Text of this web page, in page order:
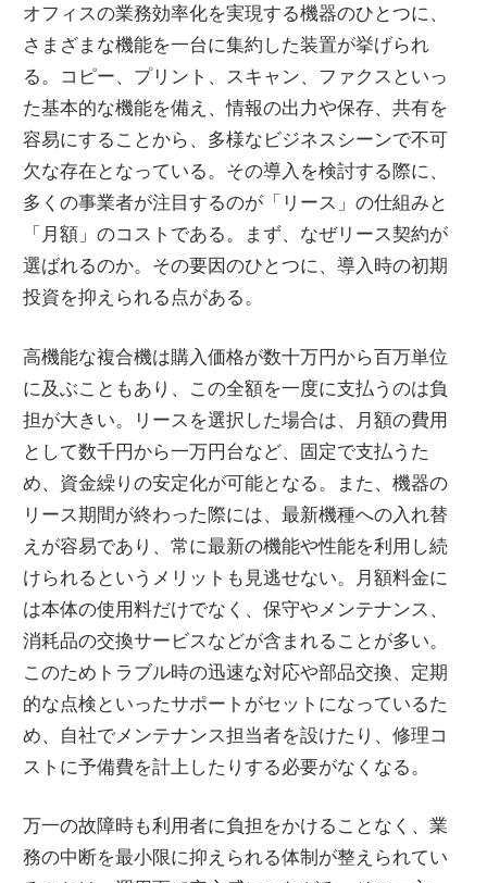
え
る
パ
ー
ト
ナ
ー
オフィスの業務効率化を実現する機器のひとつに、
さまざまな機能を一台に集約した装置が挙げられ
る。 コピー、プリント、スキャン、ファクスといっ
た基本的な機能を備え、情報の出力や保存、共有を
容易にすることから、多様なビジネスシーンで不可
欠な存在となっている。その導入を検討する際に、
多くの事業者が注目するのが「リース」の仕組みと
「月額」のコストである。まず、なぜリース契約が
選ばれるのか。その要因のひとつに、導入時の初期
投資を抑えられる点がある。
高機能な複合機は購入価格が数十万円から百万単位
に及ぶこともあり、この全額を一度に支払うのは負
担が大きい。リースを選択した場合は、月額の費用
として数千円から一万円台など、固定で支払うた
め、資金繰りの安定化が可能となる。また、機器の
リース期間が終わった際には、最新機種への入れ替
えが容易であり、常に最新の機能や性能を利用し続
けられるというメリットも見逃せない。月額料金に
は本体の使用料だけでなく、保守やメンテナンス、
消耗品の交換サービスなどが含まれることが多い。
このためトラブル時の迅速な対応や部品交換、定期
的な点検といったサポートがセットになっているた
め、自社でメンテナンス担当者を設けたり、修理コ
ストに予備費を計上したりする必要がなくなる。
万一の故障時も利用者に負担をかけることなく、業
務の中断を最小限に抑えられる体制が整えられてい